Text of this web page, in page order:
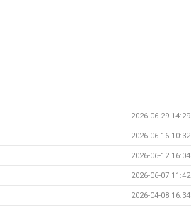
2026-06-29 14:29
2026-06-16 10:32
2026-06-12 16:04
2026-06-07 11:42
2026-04-08 16:34